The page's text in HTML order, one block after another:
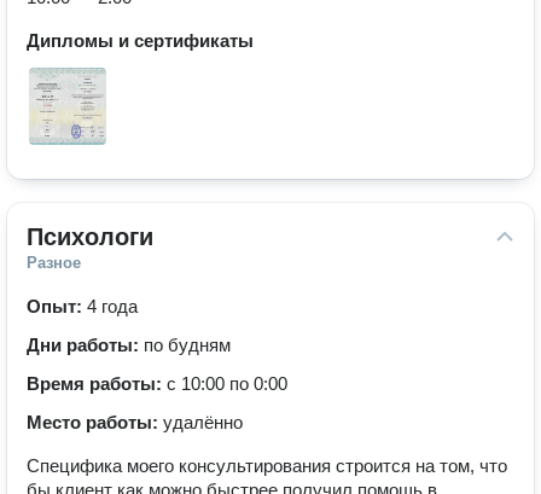
Дипломы и сертификаты
Психологи
Разное
Опыт: 4 года
Дни работы: по будням
Время работы: с 10:00 по 0:00
Место работы: удалённо
Специфика моего консультирования строится на том, что
бы клиент как можно быстрее получил помощь в